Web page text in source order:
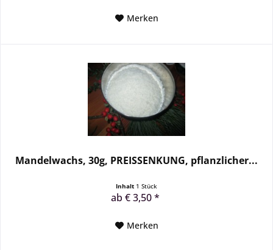
Merken
Mandelwachs, 30g, PREISSENKUNG, pflanzlicher...
Inhalt 1 Stück
ab € 3,50 *
Merken